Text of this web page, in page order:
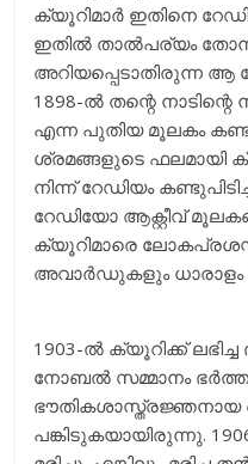
ക്യൂറിമാർ ഇതിനെ
ഇതിൽ താൽപര്യം
അറിയപ്പെടാതിരുന്ന ആ
1898-ൽ തന്റെ
എന്ന പുതിയ മൂലകം
ശ്രമങ്ങളുടെ ഫലമായി
നിന്ന് റേഡിയം
റേഡിയോ ആക്റ്റീവ്
ക്യൂറിമാരെ
അവാർഡുകളും ധാരാളം
1903-ൽ ക്യൂറിക്ക്
നോബൽ സമ്മാനം
പങ്കിടുകയായിരുന്നു.